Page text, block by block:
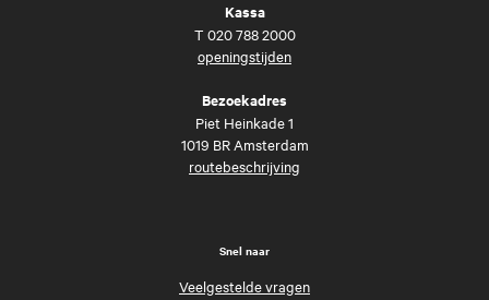
Kassa
T 020 788 2000
openingstijden
Bezoekadres
Piet Heinkade 1
1019 BR Amsterdam
routebeschrijving
Snel naar
Veelgestelde vragen